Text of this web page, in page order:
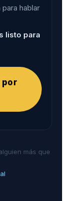
hablar
listo para
por
más que